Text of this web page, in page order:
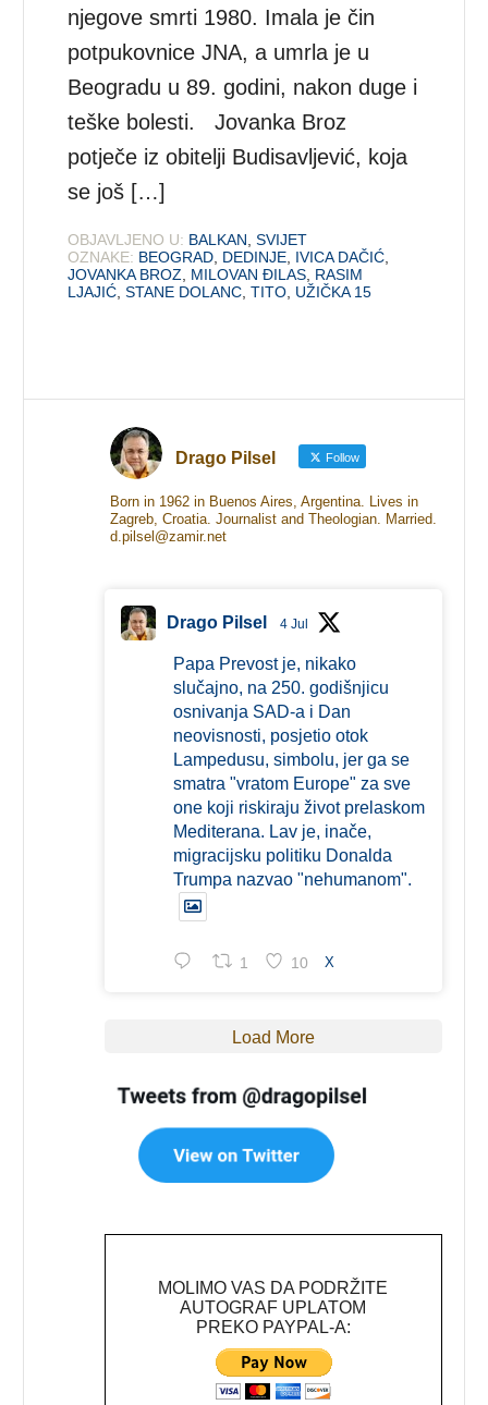
njegove smrti 1980. Imala je čin
potpukovnice JNA, a umrla je u
Beogradu u 89. godini, nakon duge i
teške bolesti. Jovanka Broz
potječe iz obitelji Budisavljević, koja
se još […]
OBJAVLJENO U: BALKAN,SVIJET
OZNAKE: BEOGRAD, DEDINJE, IVICA DAČIĆ,
JOVANKA BROZ, MILOVAN ĐILAS, RASIM
LJAJIĆ,STANE DOLANC,TITO, UŽIČKA 15
Drago Pilsel Follow
Born in 1962 in Buenos Aires, Argentina. Lives in
Zagreb, Croatia. Journalist and Theologian. Married.
d.pilsel@zamir.net
Drago Pilsel 4 Jul
Papa Prevost je, nikako
slučajno, na 250. godišnjicu
osnivanja SAD-a i Dan
neovisnosti, posjetio otok
Lampedusu, simbolu, jer ga se
smatra "vratom Europe" za sve
one koji riskiraju život prelaskom
Mediterana. Lav je, inače,
migracijsku politiku Donalda
Trumpa nazvao "nehumanom".
1 10 X
Load More
MOLIMO VAS DA PODRŽITE
AUTOGRAF UPLATOM
PREKO PAYPAL-A: